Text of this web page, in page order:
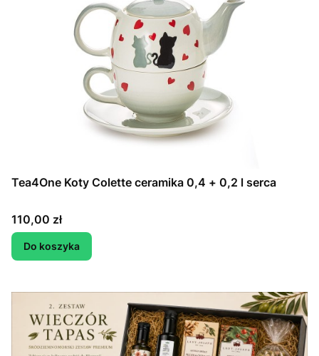
Tea4One Koty Colette ceramika 0,4 + 0,2 l serca
Cena
110,00 zł
Do koszyka